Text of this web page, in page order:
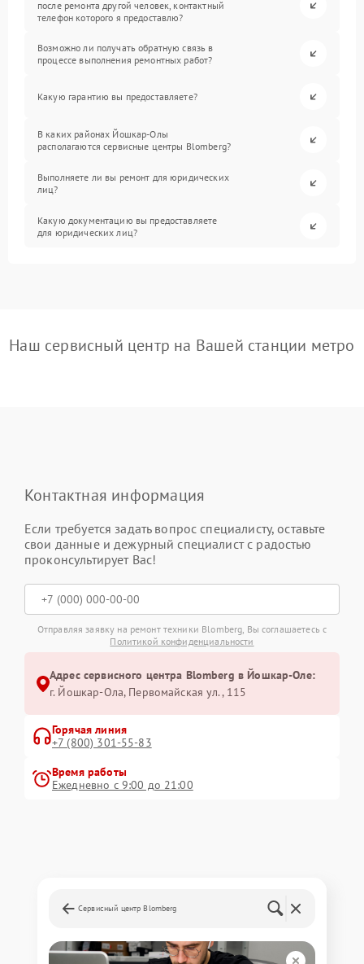
после ремонта другой человек, контактный
телефон которого я предоставлю?
Возможно ли получать обратную связь в
процессе выполнения ремонтных работ?
Какую гарантию вы предоставляете?
В каких районах Йошкар-Олы
располагаются сервисные центры Blomberg?
Выполняете ли вы ремонт для юридических
лиц?
Какую документацию вы предоставляете
для юридических лиц?
Наш сервисный центр на Вашей станции метро
Контактная информация
Если требуется задать вопрос специалисту, оставьте
свои данные и дежурный специалист с радостью
проконсультирует Вас!
Отправляя заявку на ремонт техники Blomberg, Вы соглашаетесь с
Политикой конфиденциальности
Адрес сервисного центра Blomberg в Йошкар-Оле:
г. Йошкар-Ола, Первомайская ул., 115
Горячая линия
+7 (800) 301-55-83
Время работы
Ежедневно с 9:00 до 21:00
Сервисный центр Blomberg